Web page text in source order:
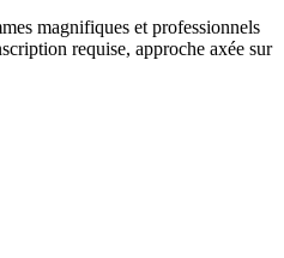
magnifiques et professionnels
requise, approche axée sur